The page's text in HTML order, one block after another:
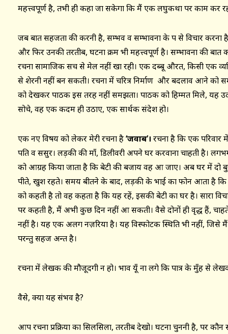
महत्त्वपूर्ण है, तभी ही कहा जा सकेगा कि मैं एक लघुकथा पर काम कर
जब बात सहजता की करनी है, सम्भव व सम्भावना के पक्ष से विचार करना
और फिर उनकी तरतीब, घटना क्रम भी महत्त्वपूर्ण है। सम्भावना की
रचना सामाजिक सच से मेल नहीं खा रही। एक दब्बू औरत, किसी एक
से शेरनी नहीं बन सकती। रचना में चरित्र निर्माण और बदलाव आने को
को देखकर पाठक इस तरह नहीं समझता। पाठक को हिम्मत मिले, यह
सोचे, वह एक कदम ही उठाए, एक सार्थक संदेश हो।
एक नए विषय को लेकर मेरी रचना है‘जवाब’। रचना है कि एक परिवार
पति व ससुर। लड़की की माँ, डिलीवरी अपने घर करवाना चाहती है।
को आग्रह किया जाता है कि बेटी की बजाय वह आ जाए। अब घर में दो
पीते, खुश रहते। समय बीतने के बाद, लड़की के भाई का फोन आता है
को कहती है तो वह कहता है कि यह रहें, इसकी बेटी का घर है। सारा
पर कहती है, मैं अभी कुछ दिन नहीं आ सकती। वैसे दोनों ही वृद्ध हैं,
नहीं है। यह एक अलग नज़रिया है। यह विस्फोटक स्थिति भी नहीं,
परन्तु सहज अन्त है।
रचना में लेखक की मौजूदगी न हो। भाव यूँ ना लगे कि पात्र के मुँह से
वैसे, क्या यह संभव है?
आप रचना प्रक्रिया का सिलसिला, तरतीब देखो। घटना चुननी है, पर